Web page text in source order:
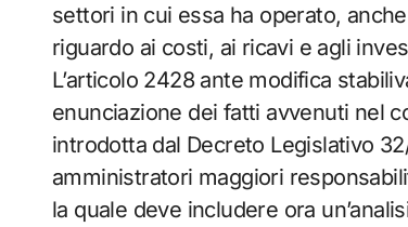
settori in cui essa ha operato,
riguardo ai costi, ai ricavi e agli
L’articolo 2428 ante modifica
enunciazione dei fatti avvenuti nel
introdotta dal Decreto Legislativo
amministratori maggiori
la quale deve includere ora